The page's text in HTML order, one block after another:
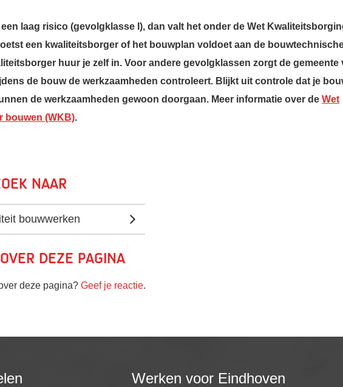
laag risico (gevolgklasse I), dan valt het onder de Wet
een kwaliteitsborger of het bouwplan voldoet aan de
huur je zelf in. Voor andere gevolgklassen zorgt de gemeente
de bouw de werkzaamheden controleert. Blijkt uit controle dat je
de werkzaamheden gewoon doorgaan. Meer informatie over de Wet
bouwen (WKB).
naar
bouwwerken
deze pagina
deze pagina? Geef je reactie.
Werken voor Eindhoven